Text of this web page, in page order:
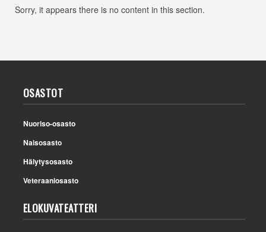
Sorry, it appears there is no content in this section.
OSASTOT
Nuoriso-osasto
Naisosasto
Hälytysosasto
Veteraaniosasto
ELOKUVATEATTERI